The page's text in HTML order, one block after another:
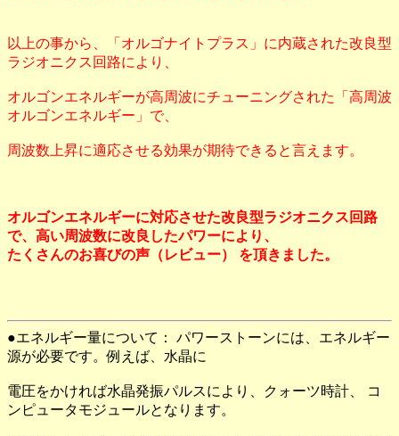
以上の事から、「オルゴナイトプラス」に内蔵された改良型
ラジオニクス回路により、
オルゴンエネルギーが高周波にチューニングされた「高周波
オルゴンエネルギー」で、
周波数上昇に適応させる効果が期待できると言えます。
オルゴンエネルギーに対応させた改良型ラジオニクス回路
で、高い周波数に改良したパワーにより、
たくさんのお喜びの声（レビュー） を頂きました。
●エネルギー量について： パワーストーンには、エネルギー
源が必要です。例えば、水晶に
電圧をかければ水晶発振パルスにより、クォーツ時計、 コ
ンピュータモジュールとなります。